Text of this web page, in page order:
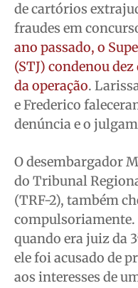
de cartórios
fraudes em
ano passado, o
(STJ) condenou
da operação.
e Frederico
denúncia e o
O desembargador
do Tribunal
(TRF-2), também
quando era juiz da
ele foi acusado de
aos interesses de